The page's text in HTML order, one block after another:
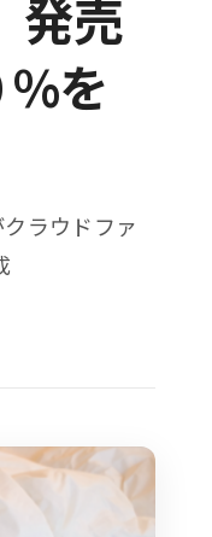
発売
を
ラウドファ